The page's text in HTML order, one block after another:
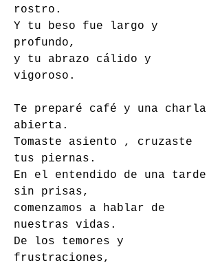
rostro.
Y tu beso fue largo y
profundo,
y tu abrazo cálido y
vigoroso.
Te preparé café y una charla
abierta.
Tomaste asiento , cruzaste
tus piernas.
En el entendido de una tarde
sin prisas,
comenzamos a hablar de
nuestras vidas.
De los temores y
frustraciones,